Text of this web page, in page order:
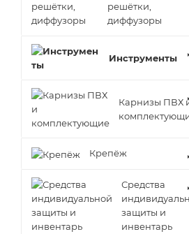
решётки,
диффузоры
Инструменты
Карнизы ПВХ
Крепёж
Средства
защиты и
инвентарь